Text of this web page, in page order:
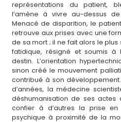
représentations du patient,
l’amène à vivre au-dessus
Menacé de disparition, le
retrouve aux prises avec une
de sa mort ; il ne fait alors le plus
fatidique, résigné et soumis à
destin. L’orientation
sinon créé le mouvement
contribué à son
d’années, la médecine
déshumanisation de ses actes
confier à d’autres la prise
psychique à proximité de la